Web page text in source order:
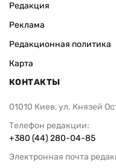
Редакция
Реклама
Редакционная политика
Карта
КОНТАКТЫ
01010 Киев, ул. Князей
Телефон редакции:
+380 (44) 280-04-85
Электронная почта